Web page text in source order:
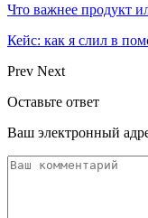
Что важнее продукт
Кейс: как я слил в
Prev Next
Оставьте ответ
Ваш электронный